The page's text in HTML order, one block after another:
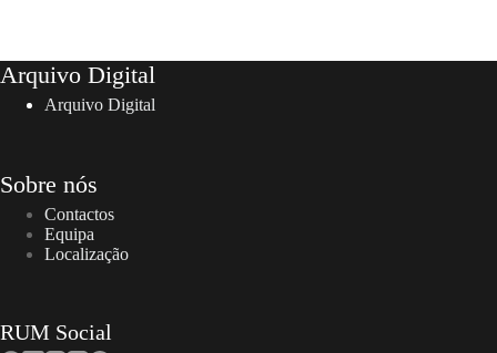
Arquivo Digital
Arquivo Digital
Sobre nós
Contactos
Equipa
Localização
RUM Social